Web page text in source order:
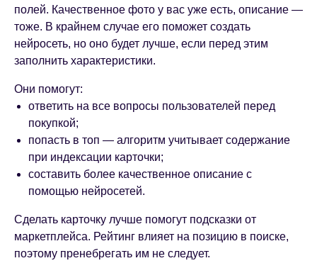
полей. Качественное фото у вас уже есть, описание —
тоже. В крайнем случае его поможет создать
нейросеть, но оно будет лучше, если перед этим
заполнить характеристики.
Они помогут:
ответить на все вопросы пользователей перед
покупкой;
попасть в топ — алгоритм учитывает содержание
при индексации карточки;
составить более качественное описание с
помощью нейросетей.
Сделать карточку лучше помогут подсказки от
маркетплейса. Рейтинг влияет на позицию в поиске,
поэтому пренебрегать им не следует.